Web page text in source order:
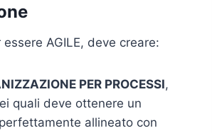
essere AGILE, deve creare:
PER PROCESSI,
quali deve ottenere un
allineato con